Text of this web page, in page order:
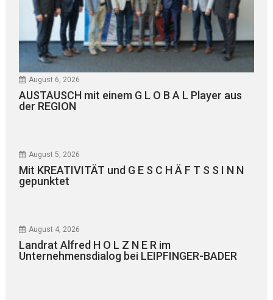
August 6, 2026
AUSTAUSCH mit einem G L O B A L Player aus
der REGION
August 5, 2026
Mit KREATIVITÄT und G E S C H Ä F T S S I N N
gepunktet
August 4, 2026
Landrat Alfred H O L Z N E R im
Unternehmensdialog bei LEIPFINGER-BADER